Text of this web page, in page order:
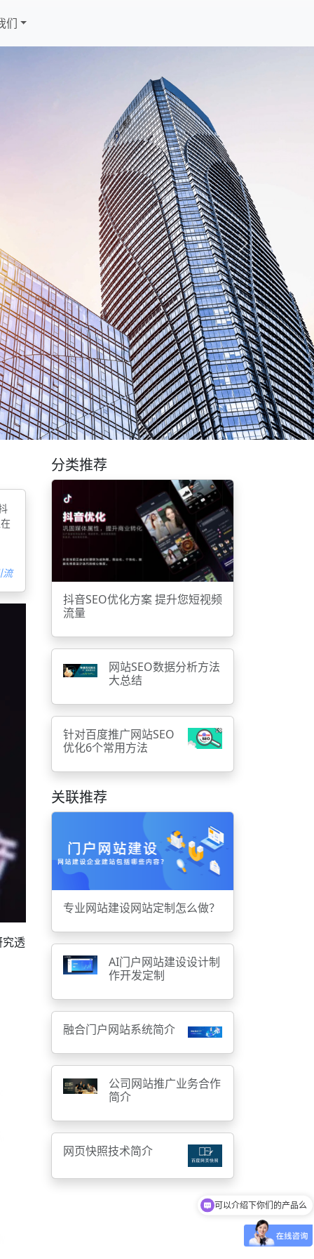
们
Next
流
究透
分类推荐
抖音SEO优化方案 提升您短视频
流量
网站SEO数据分析方法
大总结
针对百度推广网站SEO
优化6个常用方法
关联推荐
专业网站建设网站定制怎么做？
AI门户网站建设设计制
作开发定制
融合门户网站系统简介
公司网站推广业务合作
简介
网页快照技术简介
你们是怎么收费的呢